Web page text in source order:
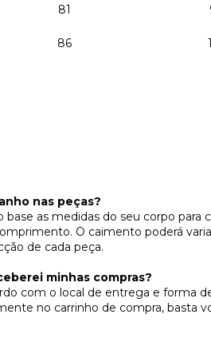
81
86
nas peças?
as medidas do seu corpo para
O caimento poderá
de cada peça.
minhas compras?
com o local de entrega e forma
no carrinho de compra, basta